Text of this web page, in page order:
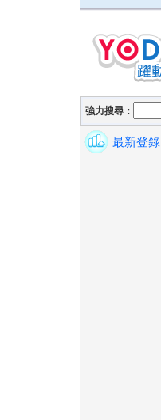
強力搜尋：
最新登錄